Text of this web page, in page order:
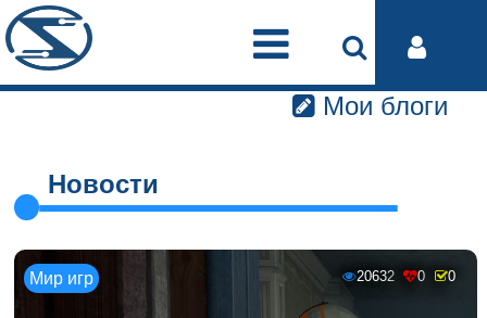
Мои блоги
Новости
Мир игр 20632 0 0